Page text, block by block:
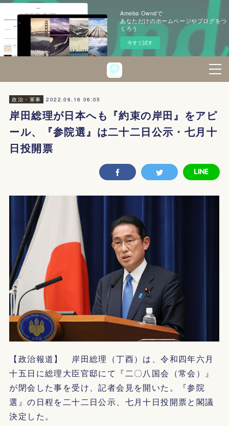
Ameba Owndで
あなただけのホームページやブログをつ
くろう
今すぐ試す
政治・軍事 2022.06.16 06:05
岸田総理が日本へも『約束の岸田』をアピ
ール、『参院選』は二十二日公示・七月十
日投開票
【政治報道】 岸田総理（丁酉）は、令和四年六月
十五日に総理大臣官邸にて『二〇八国会（常会）』
が閉会した事を受け、記者会見を開いた。『参院
選』の日程を二十二日公示、七月十日投開票と閣議
決定した。